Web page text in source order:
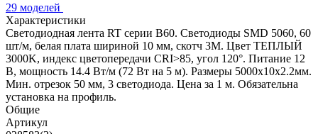
29 моделей
Характеристики
Светодиодная лента RT серии B60. Светодиоды SMD 5060, 60
шт/м, белая плата шириной 10 мм, скотч 3M. Цвет ТЕПЛЫЙ
3000K, индекс цветопередачи CRI>85, угол 120°. Питание 12
В, мощность 14.4 Вт/м (72 Вт на 5 м). Размеры 5000x10x2.2мм.
Мин. отрезок 50 мм, 3 светодиода. Цена за 1 м. Обязательна
установка на профиль.
Общие
Артикул